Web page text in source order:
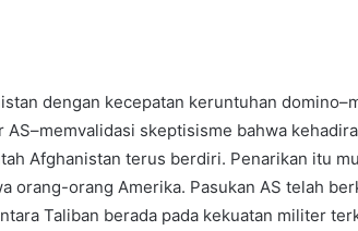
dengan kecepatan keruntuhan
skeptisisme bahwa
Afghanistan terus berdiri. Penarikan itu
orang-orang Amerika. Pasukan AS telah
Taliban berada pada kekuatan militer